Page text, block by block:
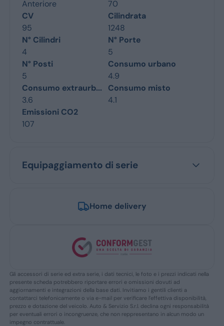
Anteriore
70
CV
95
Cilindrata
1248
N° Cilindri
4
N° Porte
5
N° Posti
5
Consumo urbano
4.9
Consumo extraurb...
3.6
Consumo misto
4.1
Emissioni CO2
107
Equipaggiamento di serie
Home delivery
Gli accessori di serie ed extra serie, i dati tecnici, le foto e i prezzi indicati nella
presente scheda potrebbero riportare errori e omissioni dovuti ad
aggiornamenti e integrazioni della base dati. Invitiamo i gentili clienti a
contattarci telefonicamente o via e-mail per verificare l’effettiva disponibilità,
prezzo e dotazione del veicolo. Auto & Servizio S.r.l. declina ogni responsabilità
per eventuali errori o incongruenze, che non reppresentano in alcun modo un
impegno contrattuale.